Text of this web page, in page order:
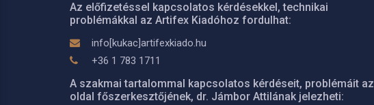
Az előfizetéssel kapcsolatos kérdésekkel, technikai
problémákkal az Artifex Kiadóhoz fordulhat:
info[kukac]artifexkiado.hu
+36 1 783 1711
A szakmai tartalommal kapcsolatos kérdéseit, problémáit az
oldal főszerkesztőjének, dr. Jámbor Attilának jelezheti: